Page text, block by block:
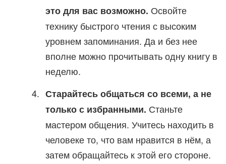
это для вас возможно. Освойте
технику быстрого чтения с высоким
уровнем запоминания. Да и без нее
вполне можно прочитывать одну книгу в
неделю.
Старайтесь общаться со всеми, а не
только с избранными. Станьте
мастером общения. Учитесь находить в
человеке то, что вам нравится в нём, а
затем обращайтесь к этой его стороне.